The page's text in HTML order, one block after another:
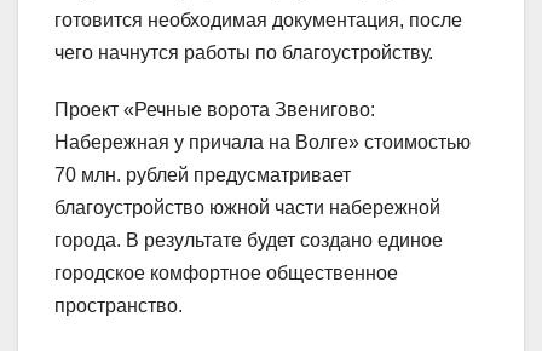
готовится необходимая документация, после
чего начнутся работы по благоустройству.
Проект «Речные ворота Звенигово:
Набережная у причала на Волге» стоимостью
70 млн. рублей предусматривает
благоустройство южной части набережной
города. В результате будет создано единое
городское комфортное общественное
пространство.